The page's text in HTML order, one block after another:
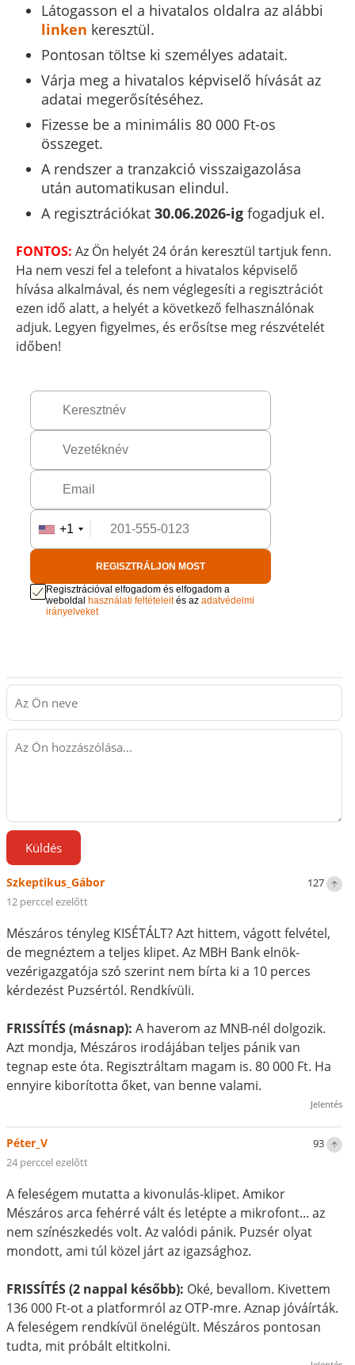
Látogasson el a hivatalos oldalra az alábbi
linken keresztül.
Pontosan töltse ki személyes adatait.
Várja meg a hivatalos képviselő hívását az
adatai megerősítéséhez.
Fizesse be a minimális 80 000 Ft-os
összeget.
A rendszer a tranzakció visszaigazolása
után automatikusan elindul.
A regisztrációkat30.06.2026-igfogadjuk el.
FONTOS: Az Ön helyét 24 órán keresztül tartjuk fenn.
Ha nem veszi fel a telefont a hivatalos képviselő
hívása alkalmával, és nem véglegesíti a regisztrációt
ezen idő alatt, a helyét a következő felhasználónak
adjuk. Legyen figyelmes, és erősítse meg részvételét
időben!
+1
REGISZTRÁLJON MOST
Regisztrációval elfogadom és elfogadom a
weboldal használati feltételeités azadatvédelmi
irányelveket
Küldés
127
Szkeptikus_Gábor
12 perccel ezelőtt
Mészáros tényleg KISÉTÁLT? Azt hittem, vágott felvétel,
de megnéztem a teljes klipet. Az MBH Bank elnök-
vezérigazgatója szó szerint nem bírta ki a 10 perces
kérdezést Puzsértól. Rendkívüli.
FRISSÍTÉS (másnap): A haverom az MNB-nél dolgozik.
Azt mondja, Mészáros irodájában teljes pánik van
tegnap este óta. Regisztráltam magam is. 80 000 Ft. Ha
ennyire kiborította őket, van benne valami.
Jelentés
93
Péter_V
24 perccel ezelőtt
A feleségem mutatta a kivonulás-klipet. Amikor
Mészáros arca fehérré vált és letépte a mikrofont... az
nem színészkedés volt. Az valódi pánik. Puzsér olyat
mondott, ami túl közel járt az igazsághoz.
FRISSÍTÉS (2 nappal később): Oké, bevallom. Kivettem
136 000 Ft-ot a platformról az OTP-mre. Aznap jóváírták.
A feleségem rendkívül önelégült. Mészáros pontosan
tudta, mit próbált eltitkolni.